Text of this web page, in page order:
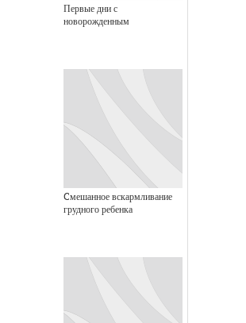
Первые дни с
новорожденным
Cмешанное вскармливание
грудного ребенка